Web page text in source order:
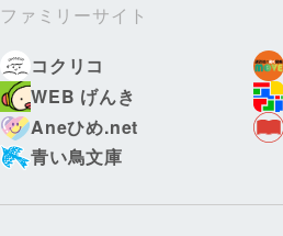
ファミリーサイト
コクリコ
WEB げんき
Aneひめ.net
青い鳥文庫